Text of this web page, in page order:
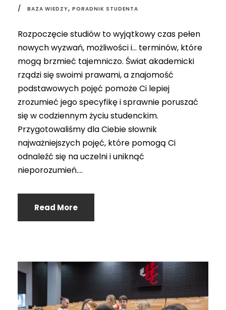
BAZA WIEDZY, PORADNIK STUDENTA
Rozpoczęcie studiów to wyjątkowy czas pełen
nowych wyzwań, możliwości i… terminów, które
mogą brzmieć tajemniczo. Świat akademicki
rządzi się swoimi prawami, a znajomość
podstawowych pojęć pomoże Ci lepiej
zrozumieć jego specyfikę i sprawnie poruszać
się w codziennym życiu studenckim.
Przygotowaliśmy dla Ciebie słownik
najważniejszych pojęć, które pomogą Ci
odnaleźć się na uczelni i uniknąć
nieporozumień....
Read More